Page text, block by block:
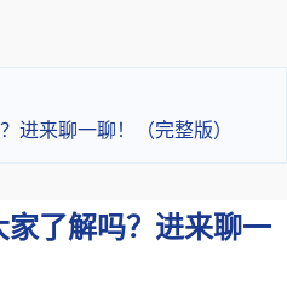
进来聊一聊！（完整版）
了解吗？进来聊一